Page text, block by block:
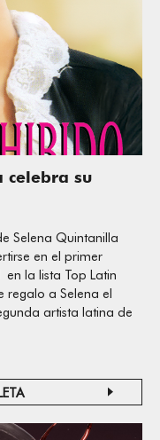
celebra su
Selena Quintanilla
en el primer
la lista Top Latin
regalo a Selena el
artista latina de